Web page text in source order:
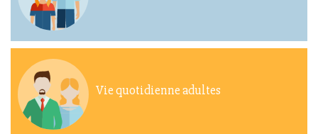
Vie quotidienne adultes